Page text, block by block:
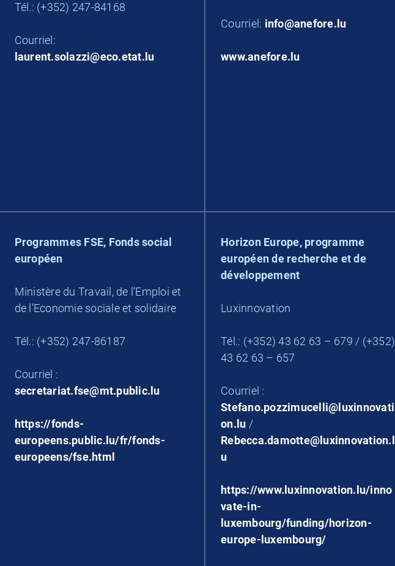
Tél.: (+352) 247-84168
Courriel:
laurent.solazzi@eco.etat.lu
Courriel: info@anefore.lu
www.anefore.lu
Programmes FSE, Fonds social
européen
Ministère du Travail, de l’Emploi et
de l’Economie sociale et solidaire
Tél.: (+352) 247-86187
Courriel :
secretariat.fse@mt.public.lu
https://fonds-
europeens.public.lu/fr/fonds-
europeens/fse.html
Horizon Europe, programme
européen de recherche et de
développement
Luxinnovation
Tél.: (+352) 43 62 63 – 679 / (+352)
43 62 63 – 657
Courriel :
Stefano.pozzimucelli@luxinnovati
on.lu /
Rebecca.damotte@luxinnovation.l
u
https://www.luxinnovation.lu/inno
vate-in-
luxembourg/funding/horizon-
europe-luxembourg/